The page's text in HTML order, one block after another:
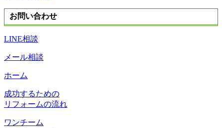
お問い合わせ
LINE相談
メール相談
ホーム
成功するための
リフォームの流れ
ワンチーム